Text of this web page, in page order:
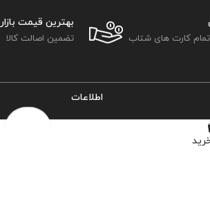
تمام کارت های شتاب
بهترین قیمت بازار
تضمین اصالت کالا
اطلاعات